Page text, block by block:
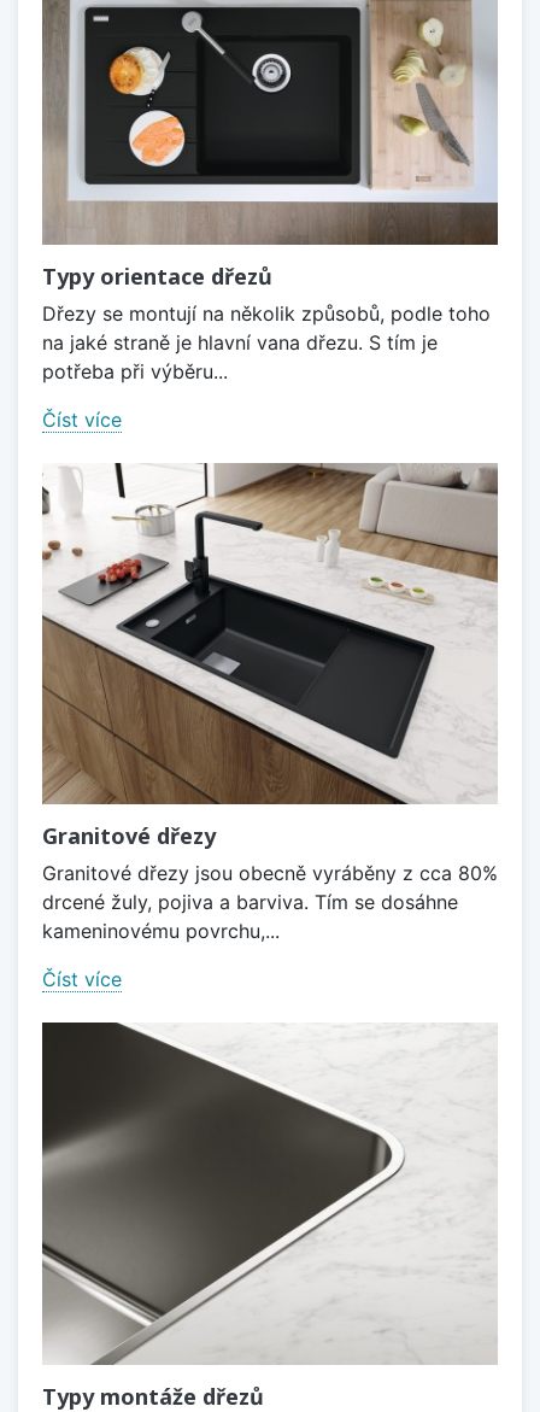
Typy orientace dřezů
Dřezy se montují na několik způsobů, podle toho
na jaké straně je hlavní vana dřezu. S tím je
potřeba při výběru...
Číst více
Granitové dřezy
Granitové dřezy jsou obecně vyráběny z cca 80%
drcené žuly, pojiva a barviva. Tím se dosáhne
kameninovému povrchu,...
Číst více
Typy montáže dřezů